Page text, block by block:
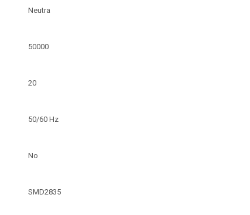
Neutra
50000
20
50/60 Hz
No
SMD2835